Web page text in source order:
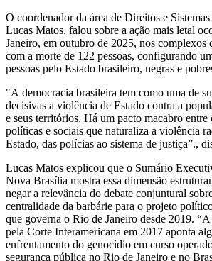
O coordenador da área de Direitos e Sistemas
Lucas Matos, falou sobre a ação mais letal
Janeiro, em outubro de 2025, nos complexos
com a morte de 122 pessoas, configurando
pessoas pelo Estado brasileiro, negras e
"A democracia brasileira tem como uma de
decisivas a violência de Estado contra a
e seus territórios. Há um pacto macabro entre
políticas e sociais que naturaliza a violência
Estado, das polícias ao sistema de justiça”.,
Lucas Matos explicou que o Sumário
Nova Brasília mostra essa dimensão
negar a relevância do debate conjuntural
centralidade da barbárie para o projeto
que governa o Rio de Janeiro desde 2019.
pela Corte Interamericana em 2017 aponta
enfrentamento do genocídio em curso
segurança pública no Rio de Janeiro e no